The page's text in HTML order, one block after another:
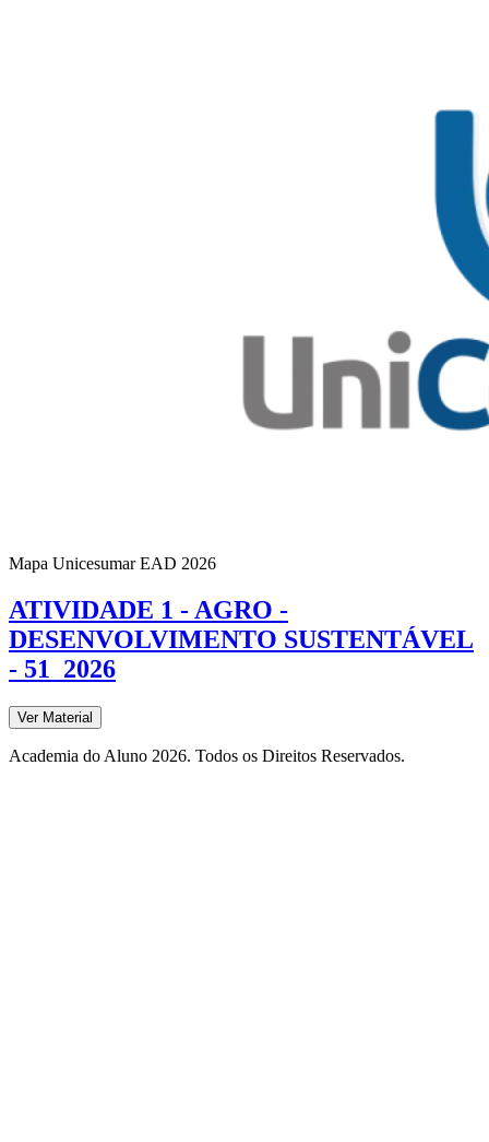
Mapa Unicesumar EAD 2026
ATIVIDADE 1 - AGRO -
DESENVOLVIMENTO SUSTENTÁVEL
- 51_2026
Ver Material
Academia do Aluno 2026. Todos os Direitos Reservados.